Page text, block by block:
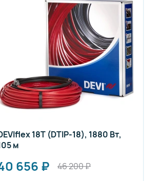
18T (DTIP-18), 1880 Вт,
м
656 ₽ 46 200₽